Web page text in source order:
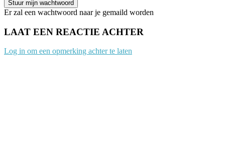
Er zal een wachtwoord naar je gemaild worden
LAAT EEN REACTIE ACHTER
Log in om een opmerking achter te laten